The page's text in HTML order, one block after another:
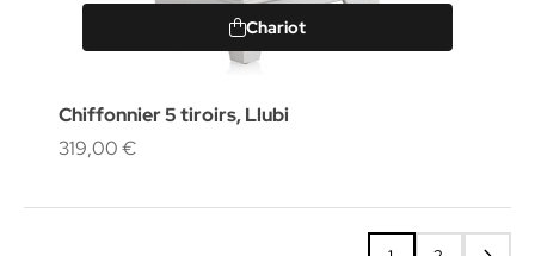
Chariot
Chiffonnier 5 tiroirs, Llubi
319,00 €